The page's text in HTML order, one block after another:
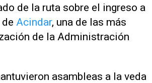
de la ruta sobre el ingreso a
Acindar, una de las más
de la Administración
asambleas a la veda